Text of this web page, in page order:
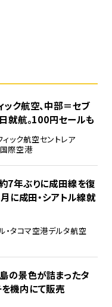
ック航空、中部＝セブ
就航。100円セールも
ィック航空セントレア
際空港
7年ぶりに成田線を復
に成田・シアトル線就
・タコマ空港デルタ航空
の景色が詰まったタ
機内にて販売